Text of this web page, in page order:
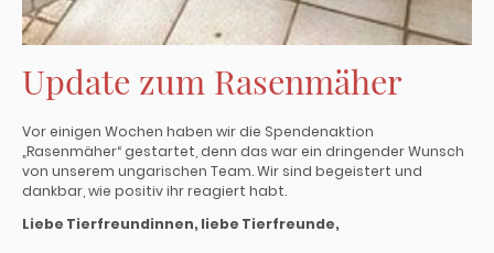
Update zum Rasenmäher
Vor einigen Wochen haben wir die Spendenaktion
„Rasenmäher“ gestartet, denn das war ein dringender Wunsch
von unserem ungarischen Team. Wir sind begeistert und
dankbar, wie positiv ihr reagiert habt.
Liebe Tierfreundinnen, liebe Tierfreunde,